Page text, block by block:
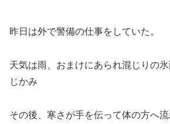
昨日は外で警備の仕事をしていた。
天気は雨、おまけにあられ混じりの
じかみ
その後、寒さが手を伝って体の方へ